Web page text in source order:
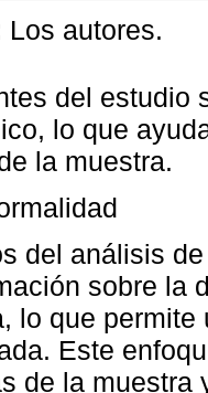
Los autores.
del estudio
lo que
la muestra.
del análisis
sobre la
lo que
Este
de la muestra